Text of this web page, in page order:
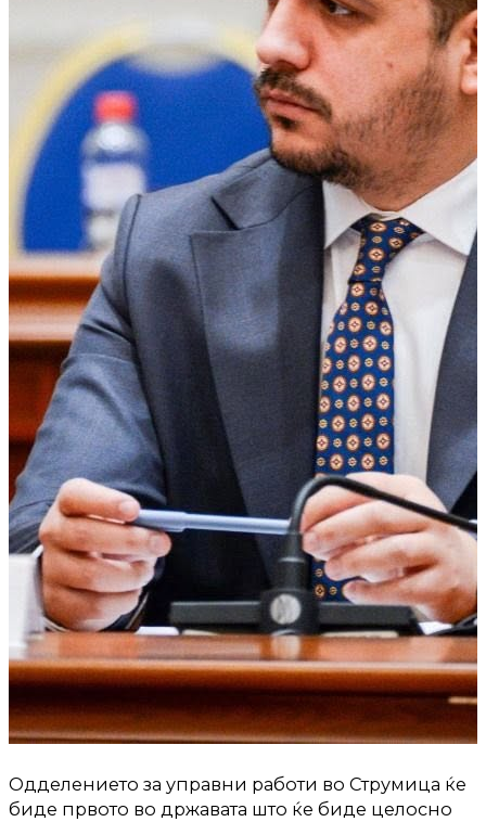
Одделението за управни работи во Струмица ќе
биде првото во државата што ќе биде целосно